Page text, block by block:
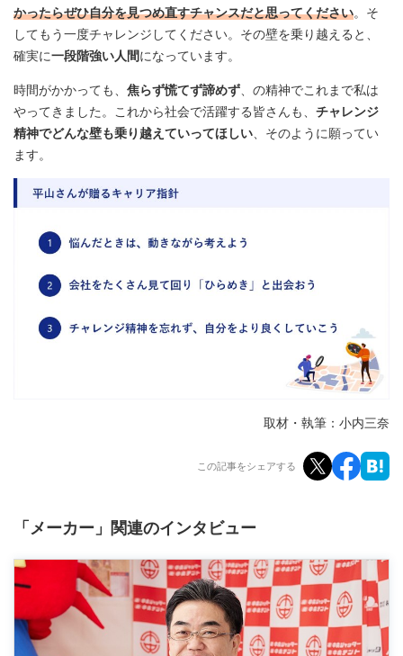
かったらぜひ自分を見つめ直すチャンスだと思ってください。そ
してもう一度チャレンジしてください。その壁を乗り越えると、
確実に一段階強い人間になっています。
時間がかかっても、 焦らず慌てず諦めず、の精神でこれまで私は
やってきました。これから社会で活躍する皆さんも、 チャレンジ
精神でどんな壁も乗り越えていってほしい、そのように願ってい
ます。
取材・執筆：小内三奈
この記事をシェアする
「メーカー」関連のインタビュー